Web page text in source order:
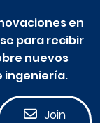
en
para recibir
nuevos
ingeniería.
Join